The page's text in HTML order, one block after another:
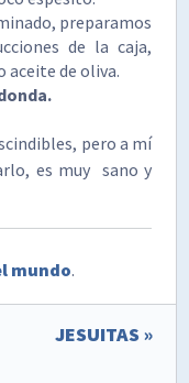
preparamos
de la caja,
aceite de oliva.
pero a mí
es muy sano y
mundo.
JESUITAS »